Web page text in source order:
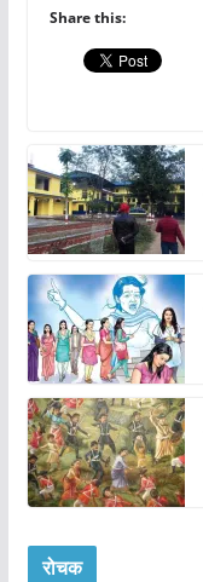
Share this:
रोचक